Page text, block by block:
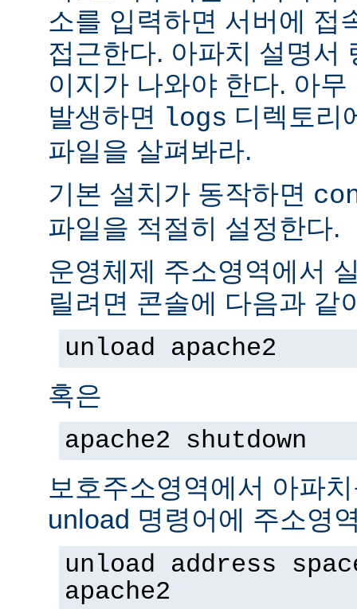
소를 입력하면 서버에 접
접근한다. 아파치 설명서
이지가 나와야 한다. 아
발생하면 logs 디렉토리
파일을 살펴봐라.
기본 설치가 동작하면
파일을 적절히 설정한다.
운영체제 주소영역에서
릴려면 콘솔에 다음과 같
unload apache2
혹은
apache2 shutdown
보호주소영역에서 아파
unload 명령어에 주소영
unload address
apache2